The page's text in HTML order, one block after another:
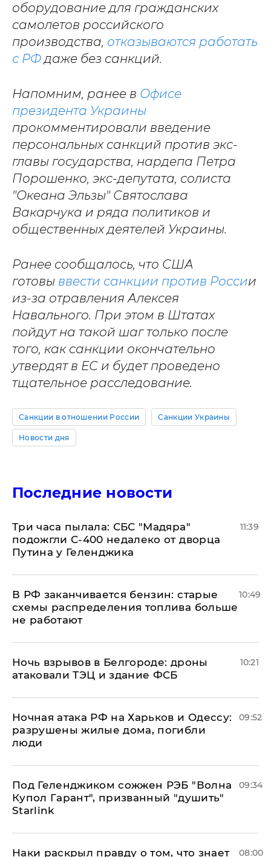
оборудование для гражданских
самолетов российского
производства, отказываются работать
с РФдаже без санкций.
Напомним, ранее в Офисе
президента Украины
прокомментировали введение
персональных санкций против экс-
главы государства, нардепа Петра
Порошенко, экс-депутата, солиста
"Океана Эльзы" Святослава
Вакарчука и ряда политиков и
общественных деятелей Украины.
Ранее сообщалось, что США
готовы ввести санкции против России
из-за отравления Алексея
Навального. При этом в Штатах
пойдут на такой шаг только после
того, как санкции окончательно
утвердят в ЕС и будет проведено
тщательное расследование.
Санкции в отношении России Санкции Украины
Новости дня
Последние новости
Три часа пылала: СБС "Мадяра"
подожгли С-400 недалеко от дворца
Путина у Геленджика
11:39
​В РФ заканчивается бензин: старые
схемы распределения топлива больше
не работают
10:49
​Ночь взрывов в Белгороде: дроны
атаковали ТЭЦ и здание ФСБ
10:21
​Ночная атака РФ на Харьков и Одессу:
разрушены жилые дома, погибли
люди
09:52
Под Геленджиком сожжен РЭБ "Волна
Купол Гарант", призванный "душить"
Starlink
09:34
Наки раскрыл правду о том, что знает 08:00